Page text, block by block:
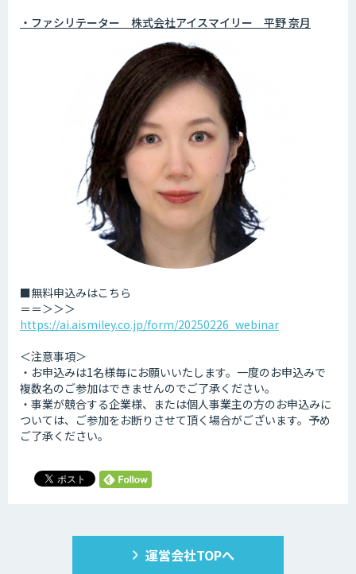
・ファシリテーター 株式会社アイスマイリー 平野 奈月
■無料申込みはこちら
＝＝＞＞＞
https://ai.aismiley.co.jp/form/20250226_webinar
＜注意事項＞
・お申込みは1名様毎にお願いいたします。一度のお申込みで
複数名のご参加はできませんのでご了承ください。
・事業が競合する企業様、または個人事業主の方のお申込みに
ついては、ご参加をお断りさせて頂く場合がございます。予め
ご了承ください。
運営会社TOPへ